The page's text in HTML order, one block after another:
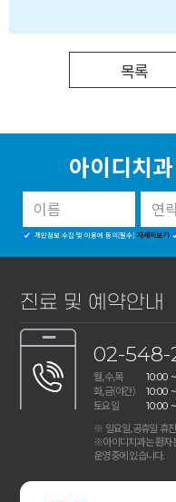
아이디치과
개인정보 수집 및 이용에 동의[필수] 자세히보기
진료 및 예약안내
02-548-
월,수,목 10:00
화,금(야간) 10:00
토요일 10:00
※ 일요일,공휴일 휴진
※아이디치과는 환자
운영중에 있습니다.